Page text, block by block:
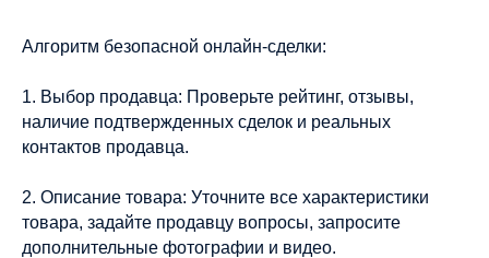
Алгоритм безопасной онлайн-сделки:
1. Выбор продавца: Проверьте рейтинг, отзывы,
наличие подтвержденных сделок и реальных
контактов продавца.
2. Описание товара: Уточните все характеристики
товара, задайте продавцу вопросы, запросите
дополнительные фотографии и видео.